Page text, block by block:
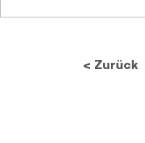
Zukunft des
Vorschriften die
< Zurück